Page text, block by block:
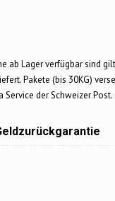
ab Lager verfügbar sind
Pakete (bis 30KG)
Service der Schweizer Post.